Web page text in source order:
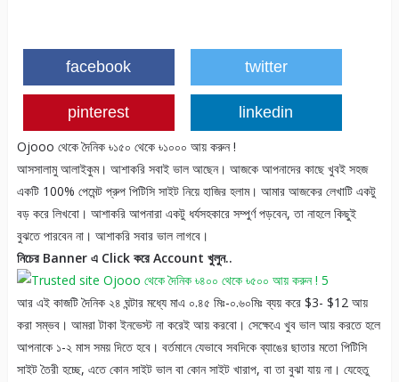
facebook twitter
pinterest linkedin
Ojooo থেকে দৈনিক ৳১৫০ থেকে ৳১০০০ আয় করুন !
আসসালামু আলাইকুম। আশাকরি সবাই ভাল আছেন। আজকে আপনাদের কাছে খুবই সহজ
একটি 100% পেমেন্ট প্রুপ পিটিসি সাইট নিয়ে হাজির হলাম। আমার আজকের লেখাটি একটু
বড় করে লিখবো। আশাকরি আপনারা একটু ধর্যসহকারে সম্পুর্ণ পড়বেন, তা নাহলে কিছুই
বুঝতে পারবেন না। আশাকরি সবার ভাল লাগবে।
নিচের Banner এ Click করে Account খুলুন..
আর এই কাজটি দৈনিক ২৪ ঘন্টার মধ্যে মাএ ০.৪৫ মিঃ-০.৬০মিঃ ব্যয় করে $3- $12 আয়
করা সম্ভব। আমরা টাকা ইনভেস্ট না করেই আয় করবো। সেক্ষেএে খুব ভাল আয় করতে হলে
আপনাকে ১-২ মাস সময় দিতে হবে। বর্তমানে যেভাবে সবদিকে ব্যাঙের ছাতার মতো পিটিসি
সাইট তৈরী হচ্ছে, এতে কোন সাইট ভাল বা কোন সাইট খারাপ, বা তা বুঝা যায় না। যেহেতু